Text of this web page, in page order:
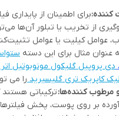
کننده:برای اطمینان از پایداری
از تخریب یا تبلور آن‌ها
عوامل کیلیت یا عوامل
عنوان مثال برای این دسته
،دی پروپیل گلیکول مونوبوتیل
کاپریک تری گلیسیریدرا می
مرطوب کننده‌ها:ترکیباتی